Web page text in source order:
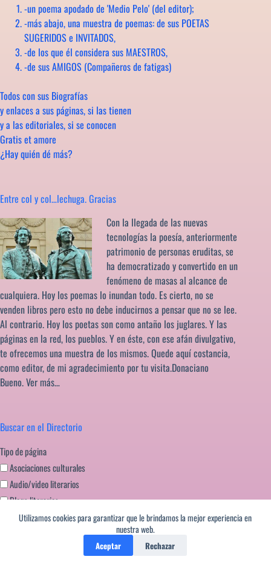
Utilizamos cookies para garantizar que le brindamos la mejor experiencia en
nuestra web.
Aceptar Rechazar
-un poema apodado de 'Medio Pelo' (del editor);
-más abajo, una muestra de poemas: de sus POETAS
SUGERIDOS e INVITADOS,
-de los que él considera sus MAESTROS,
-de sus AMIGOS (Compañeros de fatigas)
Todos con sus Biografías
y enlaces a sus páginas, si las tienen
y a las editoriales, si se conocen
Gratis et amore
¿Hay quién dé más?
Entre col y col…lechuga. Gracias
Con la llegada de las nuevas
tecnologías la poesía, anteriormente
patrimonio de personas eruditas, se
ha democratizado y convertido en un
fenómeno de masas al alcance de
cualquiera. Hoy los poemas lo inundan todo. Es cierto, no se
venden libros pero esto no debe inducirnos a pensar que no se lee.
Al contrario. Hoy los poetas son como antaño los juglares. Y las
páginas en la red, los pueblos. Y en éste, con ese afán divulgativo,
te ofrecemos una muestra de los mismos. Quede aquí costancia,
como editor, de mi agradecimiento por tu visita.Donaciano
Bueno.Ver más…
Buscar en el Directorio
Tipo de página
Asociaciones culturales
Audio/video literarios
Blogs literarios
Editoriales literatura